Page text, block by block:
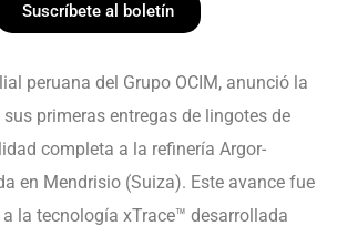
Suscríbete al boletín
peruana del Grupo OCIM, anunció la
primeras entregas de lingotes de
completa a la refinería Argor-
en Mendrisio (Suiza). Este avance fue
la tecnología xTrace™ desarrollada